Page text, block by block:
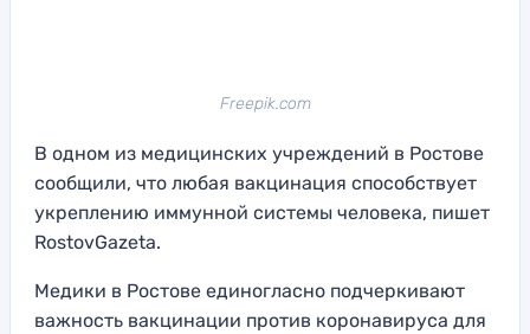
Freepik.com
В одном из медицинских учреждений в Ростове
сообщили, что любая вакцинация способствует
укреплению иммунной системы человека, пишет
RostovGazeta.
Медики в Ростове единогласно подчеркивают
важность вакцинации против коронавируса для